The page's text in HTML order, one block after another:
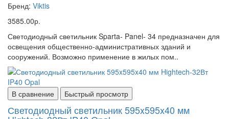
Бренд: Viktis
3585.00р.
Светодиодный светильник Sparta- Panel- 34 предназначен для
освещения общественно-административных зданий и
сооружений. Возможно применение в жилых пом..
В сравнение Быстрый просмотр
Светодиодный светильник 595x595x40 мм